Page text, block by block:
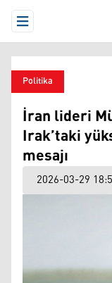
Open Menu
Politika
İran lideri
Irak’taki
mesajı
2026-03-29